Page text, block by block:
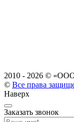
2010 - 2026 © «ООО
© Все права
Наверх
Заказать звонок